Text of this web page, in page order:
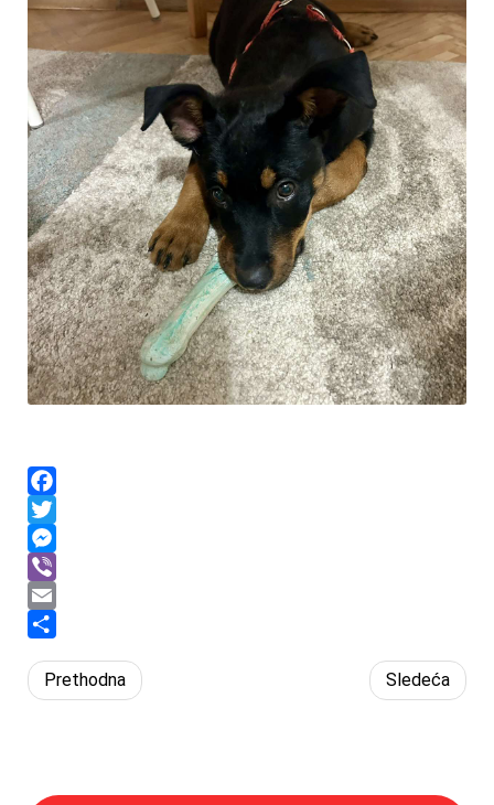
Facebook
Twitter
Messenger
Viber
Email
Prethodna
Sledeća